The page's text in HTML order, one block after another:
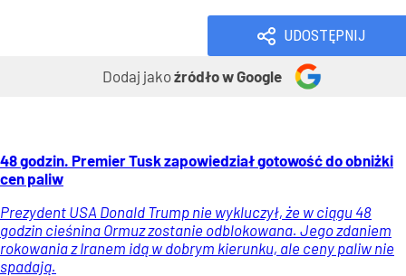
UDOSTĘPNIJ
Dodaj jakoźródło w Google
48 godzin. Premier Tusk zapowiedział gotowość do obniżki
cen paliw
Prezydent USA Donald Trump nie wykluczył, że w ciągu 48
godzin cieśnina Ormuz zostanie odblokowana. Jego zdaniem
rokowania z Iranem idą w dobrym kierunku, ale ceny paliw nie
spadają.